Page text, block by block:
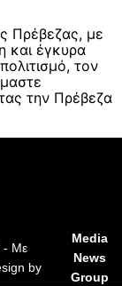
Πρέβεζας, με
και έγκυρα
τον
την Πρέβεζα
- Με
by
Media
News
Group